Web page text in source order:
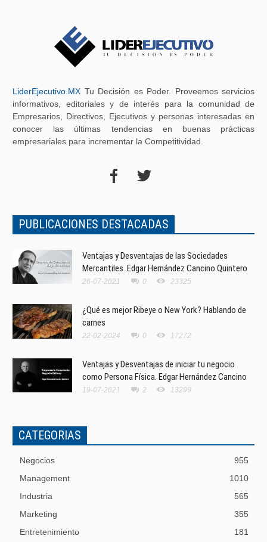
LiderEjecutivo.MX Tu Decisión es Poder. Proveemos servicios
informativos, editoriales y de interés para la comunidad de
Empresarios, Directivos, Ejecutivos y personas interesadas en
conocer las últimas tendencias en buenas prácticas
empresariales para incrementar la Competitividad.
PUBLICACIONES DESTACADAS
Ventajas y Desventajas de las Sociedades
Mercantiles. Edgar Hernández Cancino Quintero
26-07-2021 0 23325
¿Qué es mejor Ribeye o New York? Hablando de
carnes
22-02-2024 0 17272
Ventajas y Desventajas de iniciar tu negocio
como Persona Física. Edgar Hernández Cancino
19-07-2021 2 13299
CATEGORIAS
Negocios
955
Management
1010
Industria
565
Marketing
355
Entretenimiento
181